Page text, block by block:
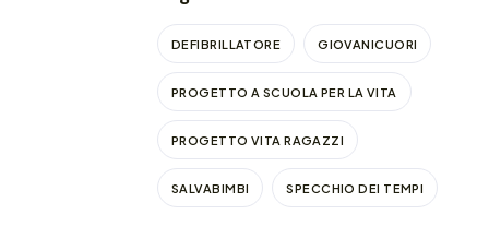
DEFIBRILLATORE GIOVANICUORI
PROGETTO A SCUOLA PER LA VITA
PROGETTO VITA RAGAZZI
SALVABIMBI SPECCHIO DEI TEMPI